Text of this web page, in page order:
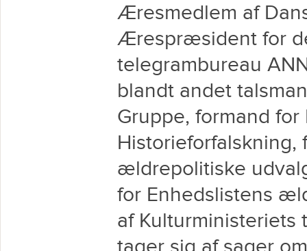
Æresmedlem af
Ærespræsident for
telegrambureau
blandt andet
Gruppe, formand
ældrepolitiske
for Enhedslistens
af